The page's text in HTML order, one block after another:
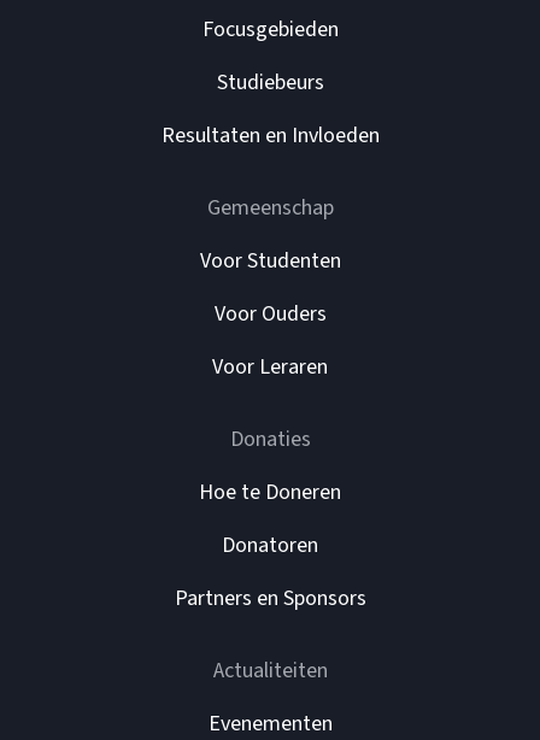
Focusgebieden
Studiebeurs
Resultaten en Invloeden
Gemeenschap
Voor Studenten
Voor Ouders
Voor Leraren
Donaties
Hoe te Doneren
Donatoren
Partners en Sponsors
Actualiteiten
Evenementen